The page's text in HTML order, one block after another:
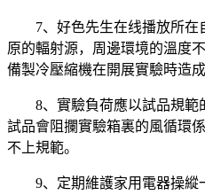
7、好色先生在线播放所在
原的輻射源，周邊環境的溫度
備製冷壓縮機在開展實驗時造成
8、實驗負荷應以試品規範
試品會阻攔實驗箱裏的風循環
不上規範。
9、定期維護家用電器操縱